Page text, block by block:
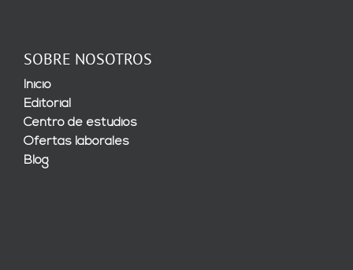
SOBRE NOSOTROS
Inicio
Editorial
Centro de estudios
Ofertas laborales
Blog